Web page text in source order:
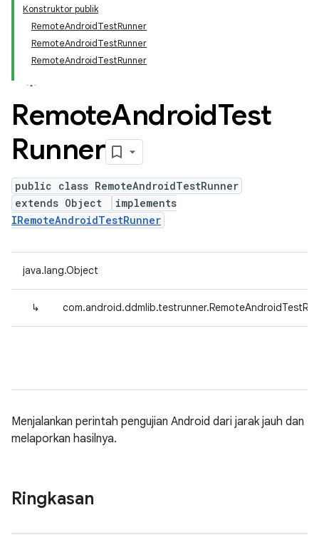
Konstruktor publik
RemoteAndroidTestRunner
RemoteAndroidTestRunner
RemoteAndroidTestRunner
RemoteAndroidTest
Runner
public class RemoteAndroidTestRunner
extends Object
implements
IRemoteAndroidTestRunner
java.lang.Object
↳
Menjalankan perintah pengujian Android dari jarak jauh dan
melaporkan hasilnya.
Ringkasan